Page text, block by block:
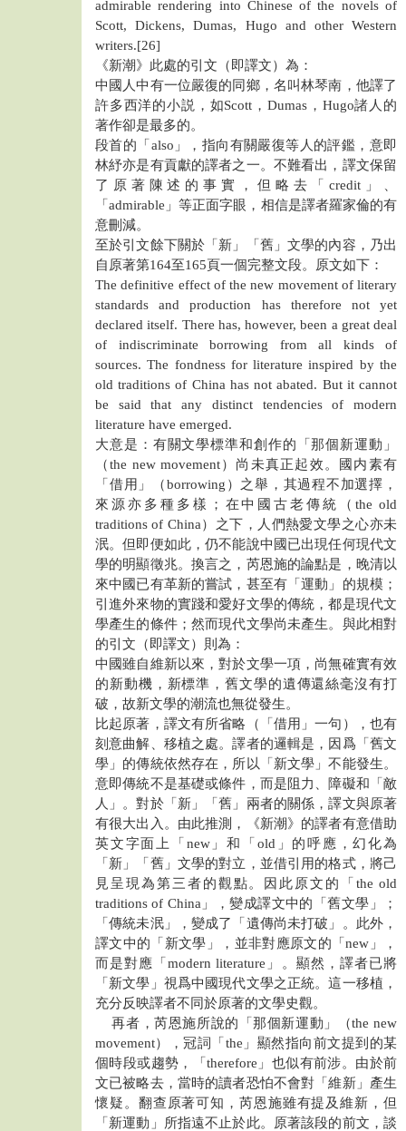
admirable rendering into Chinese of the novels of
Scott, Dickens, Dumas, Hugo and other Western
writers.[26]
《新潮》此處的引文（即譯文）為：
中國人中有一位嚴復的同鄉，名叫林琴南，他譯了
許多西洋的小説，如Scott，Dumas，Hugo諸人的
著作卻是最多的。
段首的「also」，指向有關嚴復等人的評鑑，意即
林紓亦是有貢獻的譯者之一。不難看出，譯文保留
了原著陳述的事實，但略去「credit」、
「admirable」等正面字眼，相信是譯者羅家倫的有
意刪減。
至於引文餘下關於「新」「舊」文學的內容，乃出
自原著第164至165頁一個完整文段。原文如下：
The definitive effect of the new movement of literary
standards and production has therefore not yet
declared itself. There has, however, been a great deal
of indiscriminate borrowing from all kinds of
sources. The fondness for literature inspired by the
old traditions of China has not abated. But it cannot
be said that any distinct tendencies of modern
literature have emerged.
大意是：有關文學標準和創作的「那個新運動」
（the new movement）尚未真正起效。國内素有
「借用」（borrowing）之舉，其過程不加選擇，
來源亦多種多樣；在中國古老傳統（the old
traditions of China）之下，人們熱愛文學之心亦未
泯。但即便如此，仍不能說中國已出現任何現代文
學的明顯徵兆。換言之，芮恩施的論點是，晚清以
來中國已有革新的嘗試，甚至有「運動」的規模；
引進外來物的實踐和愛好文學的傳統，都是現代文
學產生的條件；然而現代文學尚未產生。與此相對
的引文（即譯文）則為：
中國雖自維新以來，對於文學一項，尚無確實有效
的新動機，新標準，舊文學的遺傳還絲毫沒有打
破，故新文學的潮流也無從發生。
比起原著，譯文有所省略（「借用」一句），也有
刻意曲解、移植之處。譯者的邏輯是，因爲「舊文
學」的傳統依然存在，所以「新文學」不能發生。
意即傳統不是基礎或條件，而是阻力、障礙和「敵
人」。對於「新」「舊」兩者的關係，譯文與原著
有很大出入。由此推測，《新潮》的譯者有意借助
英文字面上「new」和「old」的呼應，幻化為
「新」「舊」文學的對立，並借引用的格式，將己
見呈現為第三者的觀點。因此原文的「the old
traditions of China」，變成譯文中的「舊文學」；
「傳統未泯」，變成了「遺傳尚未打破」。此外，
譯文中的「新文學」，並非對應原文的「new」，
而是對應「modern literature」。顯然，譯者已將
「新文學」視爲中國現代文學之正統。這一移植，
充分反映譯者不同於原著的文學史觀。
再者，芮恩施所說的「那個新運動」（the new
movement），冠詞「the」顯然指向前文提到的某
個時段或趨勢，「therefore」也似有前涉。由於前
文已被略去，當時的讀者恐怕不會對「維新」產生
懷疑。翻查原著可知，芮恩施雖有提及維新，但
「新運動」所指遠不止於此。原著該段的前文，談